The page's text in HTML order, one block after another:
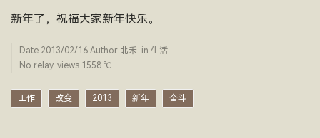
新年了，祝福大家新年快乐。
Date 2013/02/16.Author 北禾 .in 生活.
No relay. views 1558 ­℃
工作 改变 2013 新年 奋斗